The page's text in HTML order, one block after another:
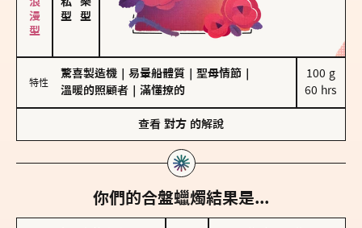
特性
驚喜製造機 易暈船體質 聖母情節
溫暖的照顧者
滿懂撩的
100 g
60 hrs
查看 對方 的解說
你們的合盤蠟燭結果是...